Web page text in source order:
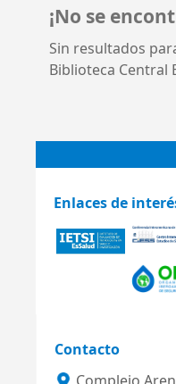
¡No se
Sin resultados
Biblioteca Central
Enlaces de
Contacto